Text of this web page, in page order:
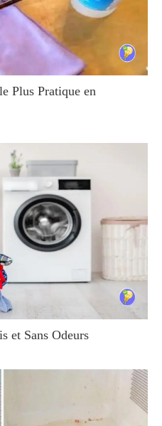
Plus Pratique en
et Sans Odeurs